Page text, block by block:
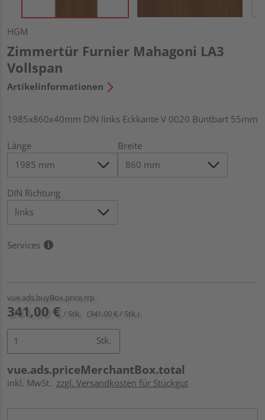
HGM
Zimmertür Furnier Mahagoni LA3
Vollspan
Artikelinformationen
1985x860x40mm DIN links Eckkante V 0020 Buntbart 55mm
Länge Breite
DIN Richtung
Services
vue.ads.buyBox.price.rrp
341,00 € / Stk. (341,00 € / Stk.)
Stk.
vue.ads.priceMerchantBox.total
inkl. MwSt. zzgl. Versandkosten für Stückgut